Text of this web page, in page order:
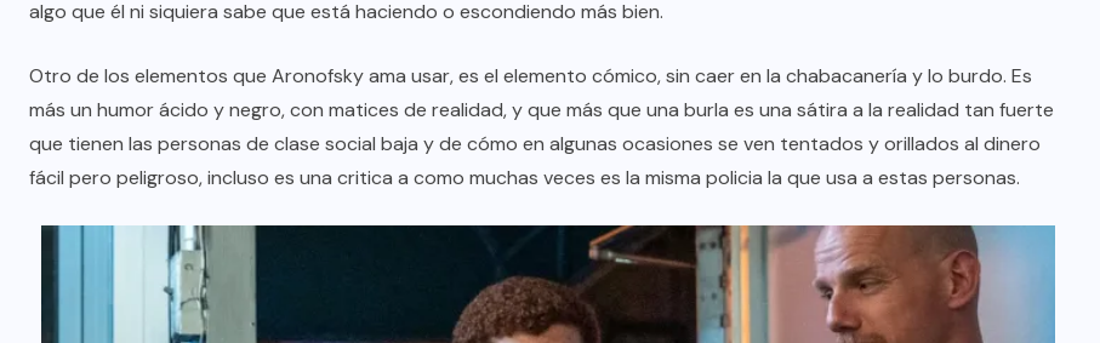
algo que él ni siquiera sabe que está haciendo o escondiendo más bien.
Otro de los elementos que Aronofsky ama usar, es el elemento cómico, sin caer en la chabacanería y lo burdo. Es
más un humor ácido y negro, con matices de realidad, y que más que una burla es una sátira a la realidad tan fuerte
que tienen las personas de clase social baja y de cómo en algunas ocasiones se ven tentados y orillados al dinero
fácil pero peligroso, incluso es una critica a como muchas veces es la misma policia la que usa a estas personas.